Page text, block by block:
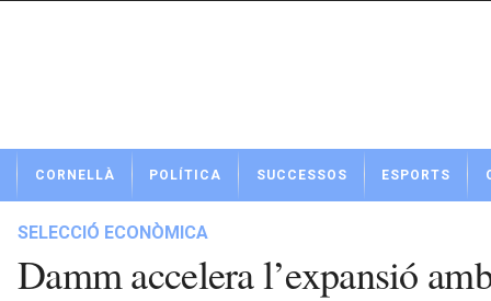
t
CORNELLÀ POLÍTICA SUCCESSOS ESPORTS
SELECCIÓ ECONÒMICA
Damm accelera l’expansió